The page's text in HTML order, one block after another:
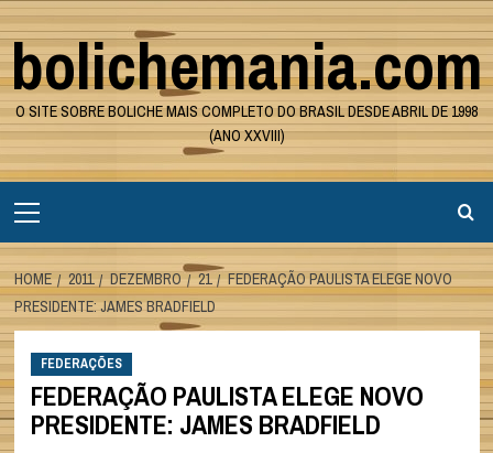
Skip
to
content
bolichemania.com
O SITE SOBRE BOLICHE MAIS COMPLETO DO BRASIL DESDE ABRIL DE 1998
(ANO XXVIII)
Menu
HOME 2011 DEZEMBRO 21
FEDERAÇÃO PAULISTA ELEGE NOVO
PRESIDENTE: JAMES BRADFIELD
FEDERAÇÕES
FEDERAÇÃO PAULISTA ELEGE NOVO
PRESIDENTE: JAMES BRADFIELD